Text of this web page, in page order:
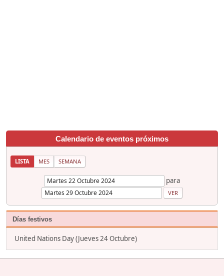
Calendario de eventos próximos
LISTA MES SEMANA
para
Días festivos
United Nations Day (Jueves 24 Octubre)